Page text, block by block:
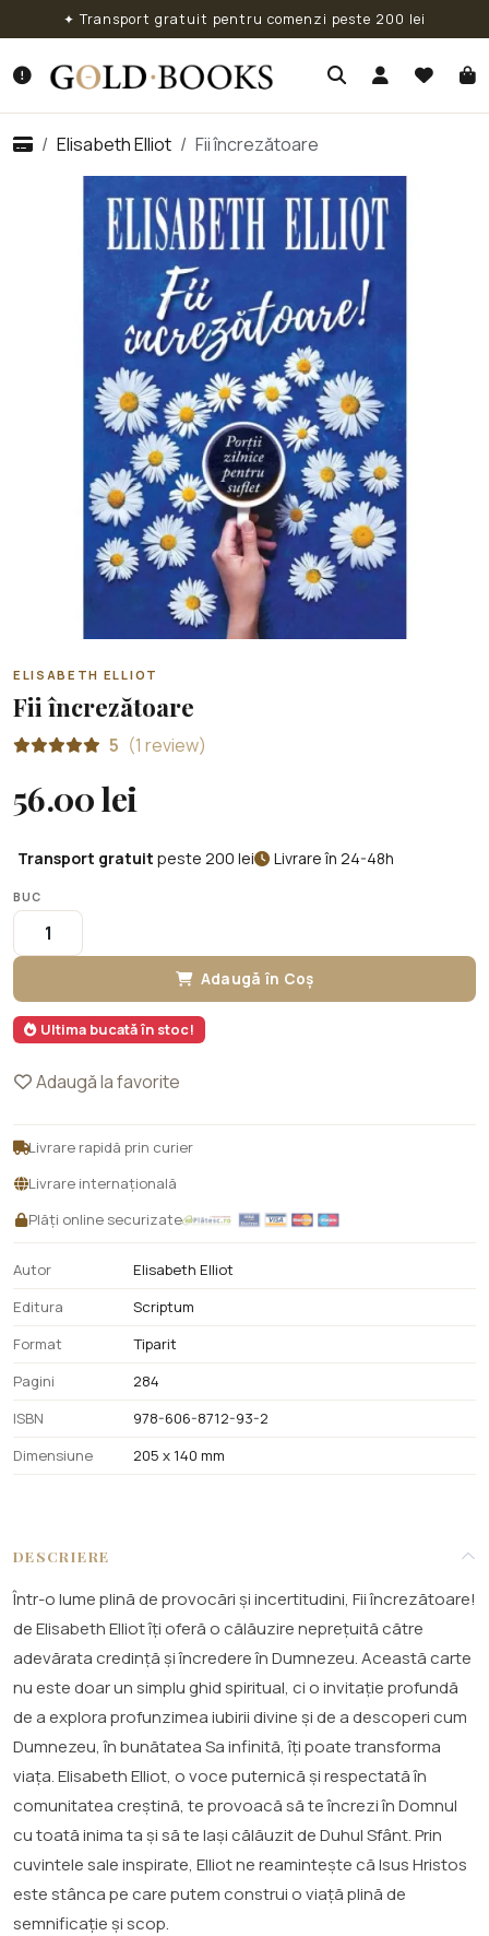
✦ Transport gratuit pentru comenzi peste 200 lei
Elisabeth Elliot Fii încrezătoare
ELISABETH ELLIOT
Fii încrezătoare
5 (1 review)
56.00 lei
Transport gratuit peste 200 lei Livrare în 24-48h
BUC
Adaugă în Coș
Ultima bucată în stoc!
Adaugă la favorite
Livrare rapidă prin curier
Livrare internațională
Plăți online securizate
Autor
Elisabeth Elliot
Editura
Scriptum
Format
Tiparit
Pagini
284
ISBN
978-606-8712-93-2
Dimensiune
205 x 140 mm
DESCRIERE
Într-o lume plină de provocări și incertitudini, Fii încrezătoare!
de Elisabeth Elliot îți oferă o călăuzire neprețuită către
adevărata credință și încredere în Dumnezeu. Această carte
nu este doar un simplu ghid spiritual, ci o invitație profundă
de a explora profunzimea iubirii divine și de a descoperi cum
Dumnezeu, în bunătatea Sa infinită, îți poate transforma
viața. Elisabeth Elliot, o voce puternică și respectată în
comunitatea creștină, te provoacă să te încrezi în Domnul
cu toată inima ta și să te lași călăuzit de Duhul Sfânt. Prin
cuvintele sale inspirate, Elliot ne reamintește că Isus Hristos
este stânca pe care putem construi o viață plină de
semnificație și scop.